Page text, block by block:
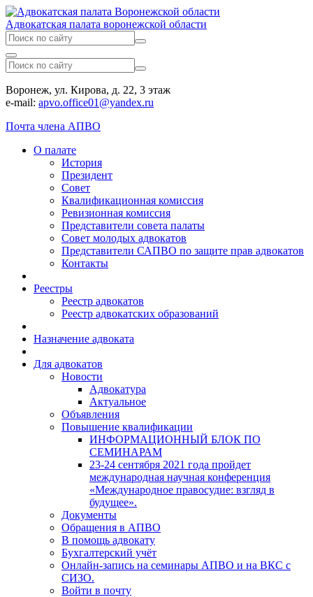
Адвокатская палата воронежской области
Воронеж, ул. Кирова, д. 22, 3 этаж
e-mail: apvo.office01@yandex.ru
Почта члена АПВО
О палате
История
Президент
Совет
Квалификационная комиссия
Ревизионная комиссия
Представители совета палаты
Совет молодых адвокатов
Представители САПВО по защите прав адвокатов
Контакты
Реестры
Реестр адвокатов
Реестр адвокатских образований
Назначение адвоката
Для адвокатов
Новости
Адвокатура
Актуальное
Объявления
Повышение квалификации
ИНФОРМАЦИОННЫЙ БЛОК ПО
СЕМИНАРАМ
23-24 сентября 2021 года пройдет
международная научная конференция
«Международное правосудие: взгляд в
будущее».
Документы
Обращения в АПВО
В помощь адвокату
Бухгалтерский учёт
Онлайн-запись на семинары АПВО и на ВКС с
СИЗО.
Войти в почту